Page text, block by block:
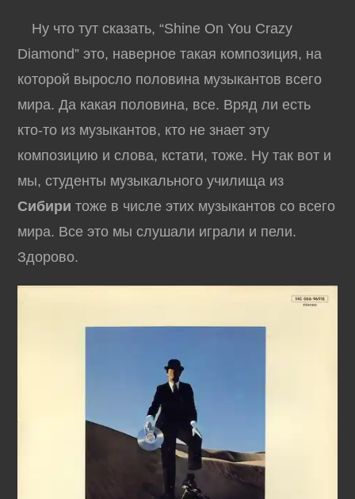
Ну что тут сказать, “Shine On You Crazy
Diamond” это, наверное такая композиция, на
которой выросло половина музыкантов всего
мира. Да какая половина, все. Вряд ли есть
кто-то из музыкантов, кто не знает эту
композицию и слова, кстати, тоже. Ну так вот и
мы, студенты музыкального училища из
Сибири тоже в числе этих музыкантов со всего
мира. Все это мы слушали играли и пели.
Здорово.